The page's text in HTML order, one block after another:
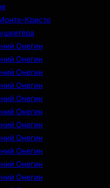
Кристо
Онегин
Онегин
Онегин
Онегин
Онегин
Онегин
Онегин
Онегин
Онегин
Онегин
Онегин